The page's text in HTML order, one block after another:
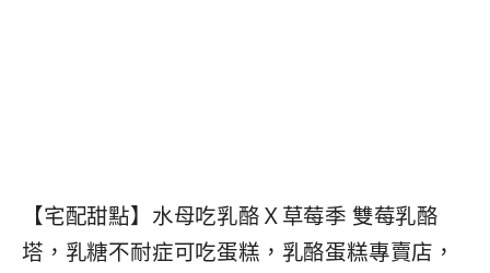
【宅配甜點】水母吃乳酪Ｘ草莓季 雙莓乳酪
塔，乳糖不耐症可吃蛋糕，乳酪蛋糕專賣店，